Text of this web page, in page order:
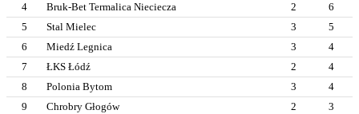
4
Bruk-Bet Termalica Nieciecza 2
6
5
Stal Mielec 3
5
6
Miedź Legnica 3
4
7
ŁKS Łódź 2
4
8
Polonia Bytom 3
4
9
Chrobry Głogów 2
3